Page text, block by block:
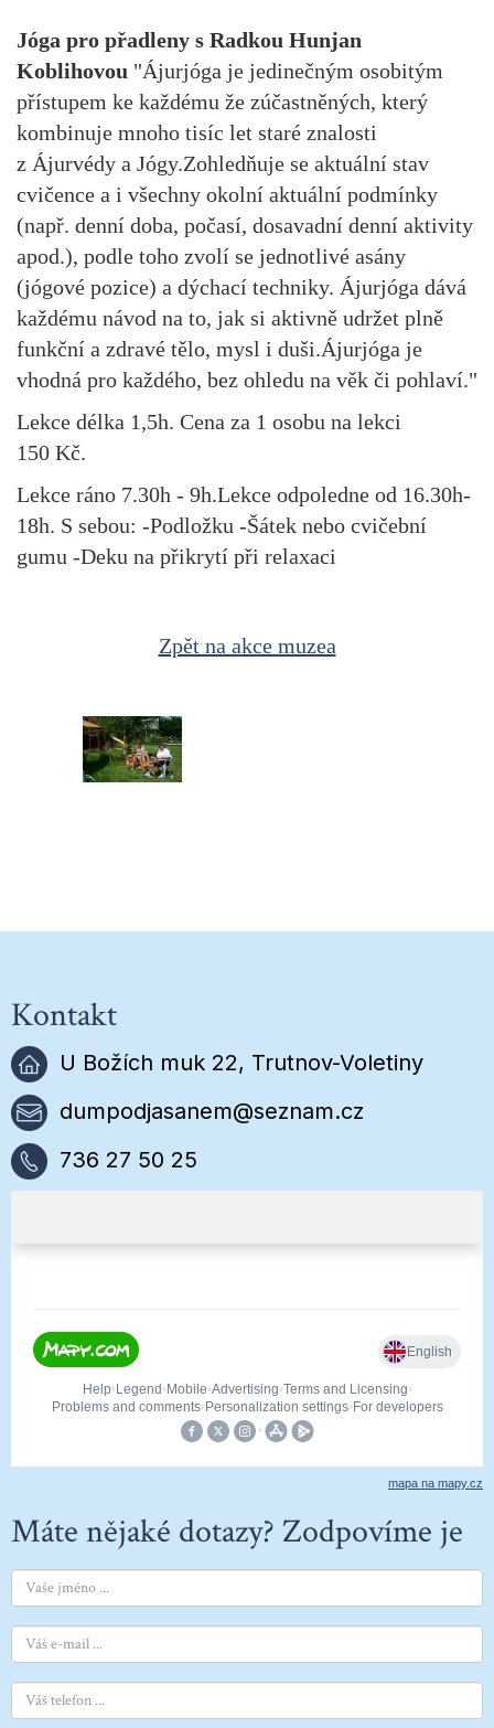
Jóga pro přadleny s Radkou Hunjan
Koblihovou "Ájurjóga je jedinečným osobitým
přístupem ke každému že zúčastněných, který
kombinuje mnoho tisíc let staré znalosti
z Ájurvédy a Jógy.Zohledňuje se aktuální stav
cvičence a i všechny okolní aktuální podmínky
(např. denní doba, počasí, dosavadní denní aktivity
apod.), podle toho zvolí se jednotlivé asány
(jógové pozice) a dýchací techniky. Ájurjóga dává
každému návod na to, jak si aktivně udržet plně
funkční a zdravé tělo, mysl i duši.Ájurjóga je
vhodná pro každého, bez ohledu na věk či pohlaví."
Lekce délka 1,5h. Cena za 1 osobu na lekci
150 Kč.
Lekce ráno 7.30h - 9h.Lekce odpoledne od 16.30h-
18h. S sebou: -Podložku -Šátek nebo cvičební
gumu -Deku na přikrytí při relaxaci
Zpět na akce muzea
Kontakt
U Božích muk 22, Trutnov-Voletiny
dumpodjasanem@seznam.cz
736 27 50 25
mapa na mapy.cz
Máte nějaké dotazy? Zodpovíme je